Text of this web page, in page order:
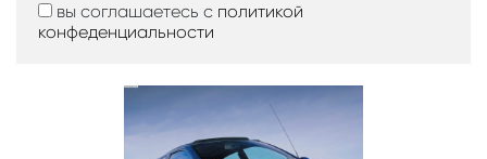
вы соглашаетесь с политикой
конфеденциальности